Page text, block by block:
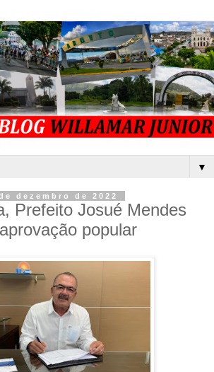
▼
dezembro de 2022
Prefeito Josué Mendes
popular